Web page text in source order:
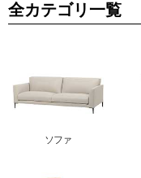
全カテゴリ一覧
ソファ